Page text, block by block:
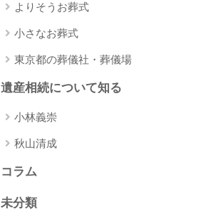
よりそうお葬式
小さなお葬式
東京都の葬儀社・葬儀場
遺産相続について知る
小林義崇
秋山清成
コラム
未分類